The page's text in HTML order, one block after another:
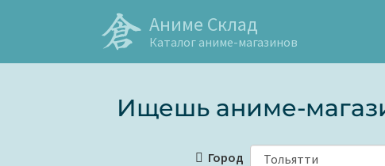
Аниме Склад
Каталог аниме-магазинов
Ищешь аниме-
Город